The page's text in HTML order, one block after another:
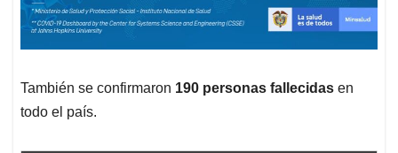
También se confirmaron 190 personas fallecidas en
todo el país.